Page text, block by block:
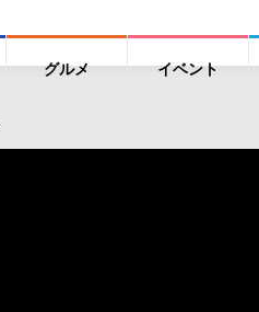
グルメ イベント